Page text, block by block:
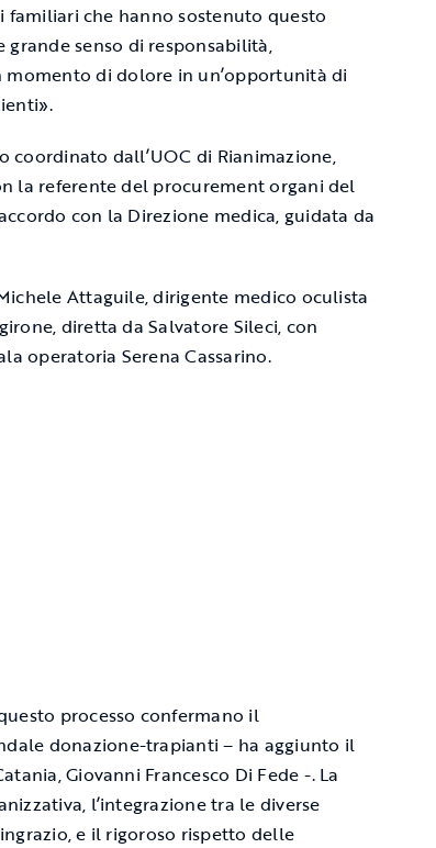
che hanno sostenuto questo
grande senso di responsabilità,
di dolore in un’opportunità di
coordinato dall’UOC di Rianimazione,
la referente del procurement organi del
con la Direzione medica, guidata da
Attaguile, dirigente medico oculista
diretta da Salvatore Sileci, con
operatoria Serena Cassarino.
processo confermano il
donazione-trapianti – ha aggiunto il
Giovanni Francesco Di Fede -. La
l’integrazione tra le diverse
e il rigoroso rispetto delle